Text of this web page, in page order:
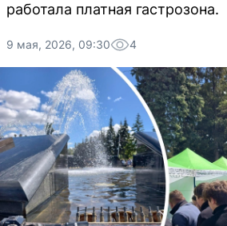
работала платная гастрозона.
9 мая, 2026, 09:30 4